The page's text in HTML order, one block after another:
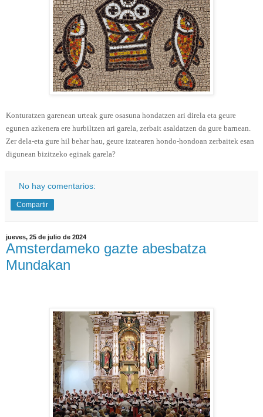
Konturatzen garenean urteak gure osasuna hondatzen ari direla eta geure
egunen azkenera ere hurbiltzen ari garela, zerbait asaldatzen da gure barnean.
Zer dela-eta gure hil behar hau, geure izatearen hondo-hondoan zerbaitek esan
digunean bizitzeko eginak garela?
No hay comentarios:
Compartir
jueves, 25 de julio de 2024
Amsterdameko gazte abesbatza
Mundakan